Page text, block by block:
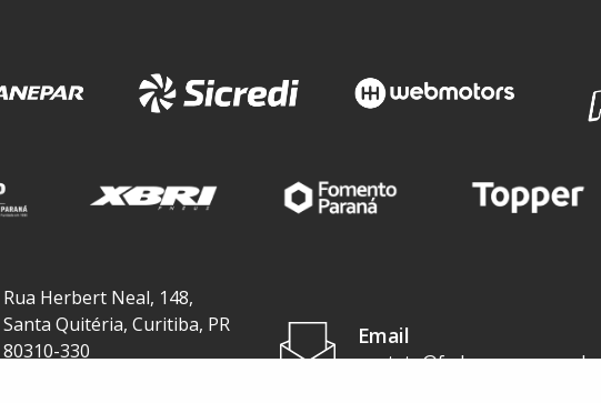
Rua Herbert Neal, 148,
Santa Quitéria, Curitiba, PR
80310-330
Email
contato@federacaopr.com.br